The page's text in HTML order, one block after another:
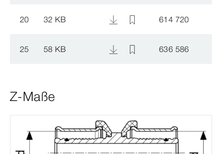
20 32 KB 614 720
25 58 KB 636 586
Z-Maße